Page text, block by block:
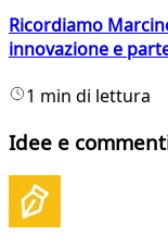
Ricordiamo
innovazione e
1 min di lettura
Idee e